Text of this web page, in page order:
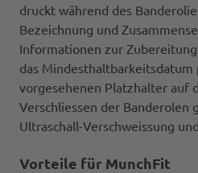
druckt während des
Bezeichnung und
Informationen zur
das Mindesthaltbarkeitsdatum
vorgesehenen Platzhalter auf
Verschliessen der Banderolen
Ultraschall-Verschweissung
Vorteile für MunchFit